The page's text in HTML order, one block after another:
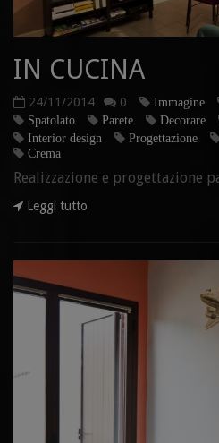
IN CUCINA
24/11/2014 0 Immagine
Spatolato
Parete Decorare
Interior design
Progettazione
Crema
Realizzazione e progettazione
Leggi tutto